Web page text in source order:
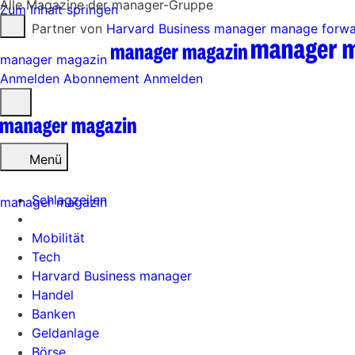
Zum Inhalt springen
Partner von Harvard Business manager manage
manager magazin
Anmelden Abonnement Anmelden
öffnen
Menü
Schlagzeilen
Mobilität
Tech
Harvard Business manager
Handel
Banken
Geldanlage
Börse
Alle Magazine der manager-Gruppe
manager magazin